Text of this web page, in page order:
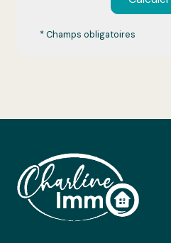
* Champs obligatoires